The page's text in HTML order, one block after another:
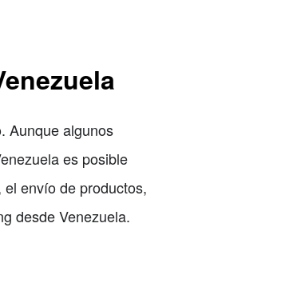
Aunque algunos
es posible
envío de productos,
desde Venezuela.